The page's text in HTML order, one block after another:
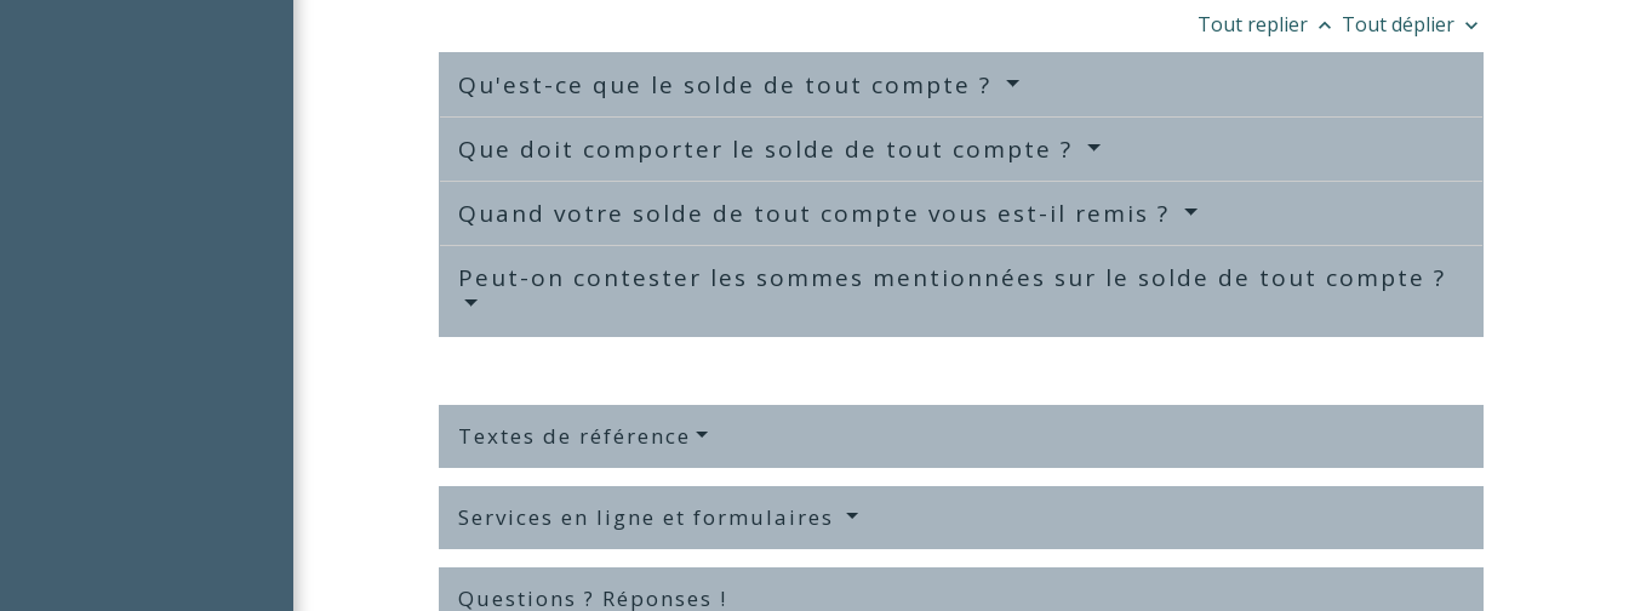
Tout replier keyboard_arrow_up Tout déplier keyboard_arrow_down
Qu'est-ce que le solde de tout compte ?
Que doit comporter le solde de tout compte ?
Quand votre solde de tout compte vous est-il remis ?
Peut-on contester les sommes mentionnées sur le solde de tout compte ?
Textes de référence
Services en ligne et formulaires
Questions ? Réponses !